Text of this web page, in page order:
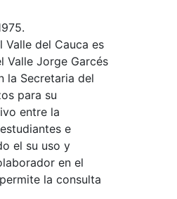
del Cauca es
Valle Jorge Garcés
la Secretaria del
para su
entre la
e
el su uso y
en el
la consulta